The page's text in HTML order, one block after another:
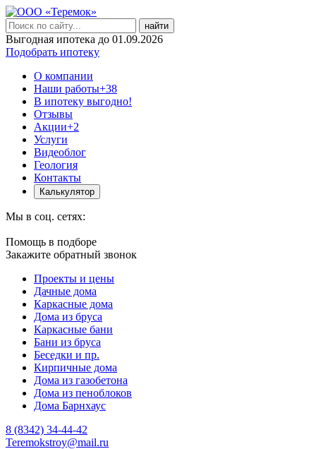
найти
Выгодная ипотека до 01.09.2026
Подобрать ипотеку
О компании
Наши работы+38
В ипотеку выгодно!
Отзывы
Акции+2
Услуги
Видеоблог
Геология
Контакты
Калькулятор
Мы в соц. сетях:
Помощь в подборе
Закажите обратный звонок
Проекты и цены
Дачные дома
Каркасные дома
Дома из бруса
Каркасные бани
Бани из бруса
Беседки и пр.
Кирпичные дома
Дома из газобетона
Дома из пеноблоков
Дома Барнхаус
8 (8342) 34-44-42
Teremokstroy@mail.ru